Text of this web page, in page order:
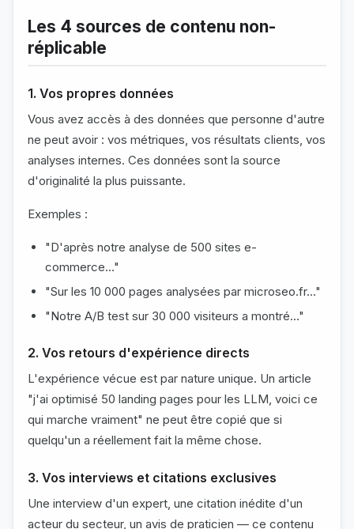
Les 4 sources de contenu non-
réplicable
1. Vos propres données
Vous avez accès à des données que personne d'autre
ne peut avoir : vos métriques, vos résultats clients, vos
analyses internes. Ces données sont la source
d'originalité la plus puissante.
Exemples :
"D'après notre analyse de 500 sites e-
commerce..."
"Sur les 10 000 pages analysées par microseo.fr..."
"Notre A/B test sur 30 000 visiteurs a montré..."
2. Vos retours d'expérience directs
L'expérience vécue est par nature unique. Un article
"j'ai optimisé 50 landing pages pour les LLM, voici ce
qui marche vraiment" ne peut être copié que si
quelqu'un a réellement fait la même chose.
3. Vos interviews et citations exclusives
Une interview d'un expert, une citation inédite d'un
acteur du secteur, un avis de praticien — ce contenu